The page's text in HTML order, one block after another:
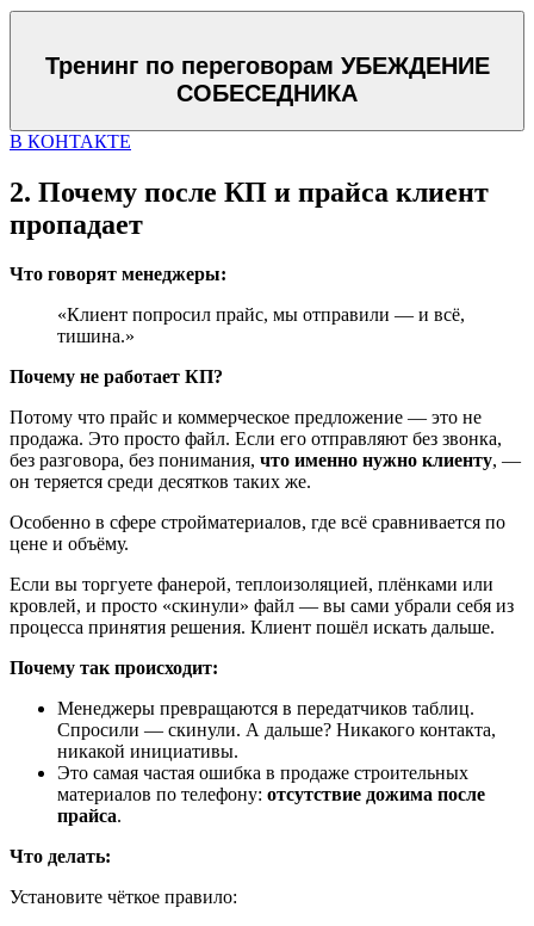
Тренинг по переговорам УБЕЖДЕНИЕ
СОБЕСЕДНИКА
В КОНТАКТЕ
2. Почему после КП и прайса клиент
пропадает
Что говорят менеджеры:
«Клиент попросил прайс, мы отправили — и всё,
тишина.»
Почему не работает КП?
Потому что прайс и коммерческое предложение — это не
продажа. Это просто файл. Если его отправляют без звонка,
без разговора, без понимания, что именно нужно клиенту, —
он теряется среди десятков таких же.
Особенно в сфере стройматериалов, где всё сравнивается по
цене и объёму.
Если вы торгуете фанерой, теплоизоляцией, плёнками или
кровлей, и просто «скинули» файл — вы сами убрали себя из
процесса принятия решения. Клиент пошёл искать дальше.
Почему так происходит:
Менеджеры превращаются в передатчиков таблиц.
Спросили — скинули. А дальше? Никакого контакта,
никакой инициативы.
Это самая частая ошибка в продаже строительных
материалов по телефону: отсутствие дожима после
прайса.
Что делать:
Установите чёткое правило: